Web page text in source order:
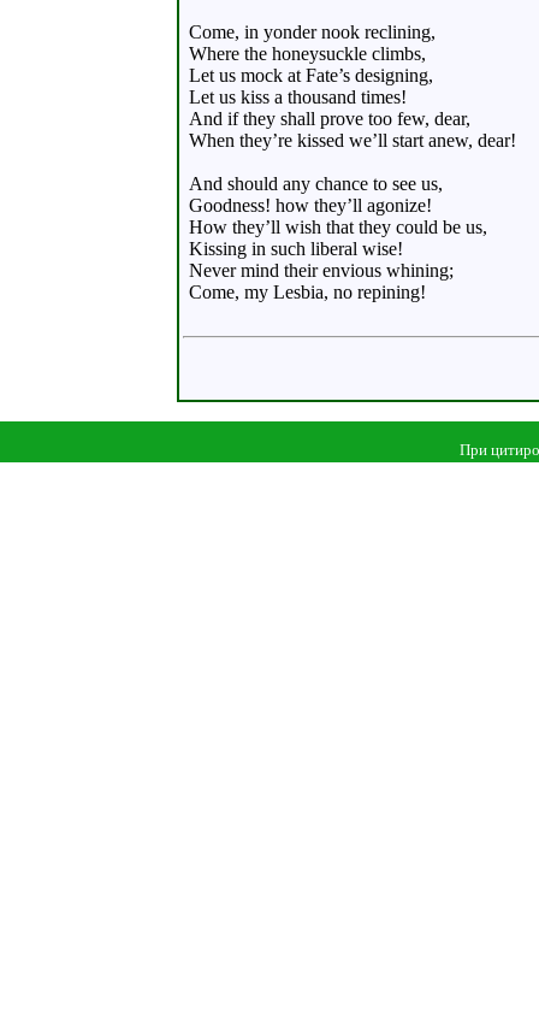
Come, in yonder nook reclining,
Where the honeysuckle climbs,
Let us mock at Fate’s designing,
Let us kiss a thousand times!
And if they shall prove too few, dear,
When they’re kissed we’ll start anew, dear!
And should any chance to see us,
Goodness! how they’ll agonize!
How they’ll wish that they could be us,
Kissing in such liberal wise!
Never mind their envious whining;
Come, my Lesbia, no repining!
При